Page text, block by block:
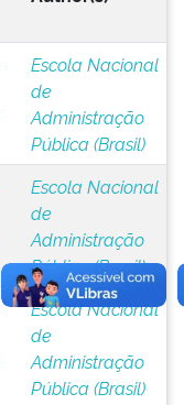
Escola Nacional
de
Administração
Pública (Brasil)
Escola Nacional
de
Administração
Pública (Brasil)
Escola Nacional
de
Administração
Pública (Brasil)